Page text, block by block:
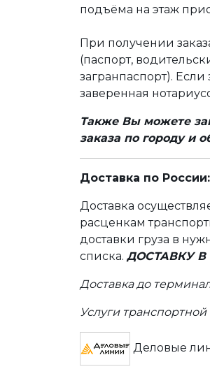
подъёма на этаж
При получении
(паспорт,
загранпаспорт).
заверенная
Также Вы можете
заказа по городу и
Доставка по России:
Доставка
расценкам
доставки груза в
списка. ДОСТАВКУ
Доставка до
Услуги
Деловые